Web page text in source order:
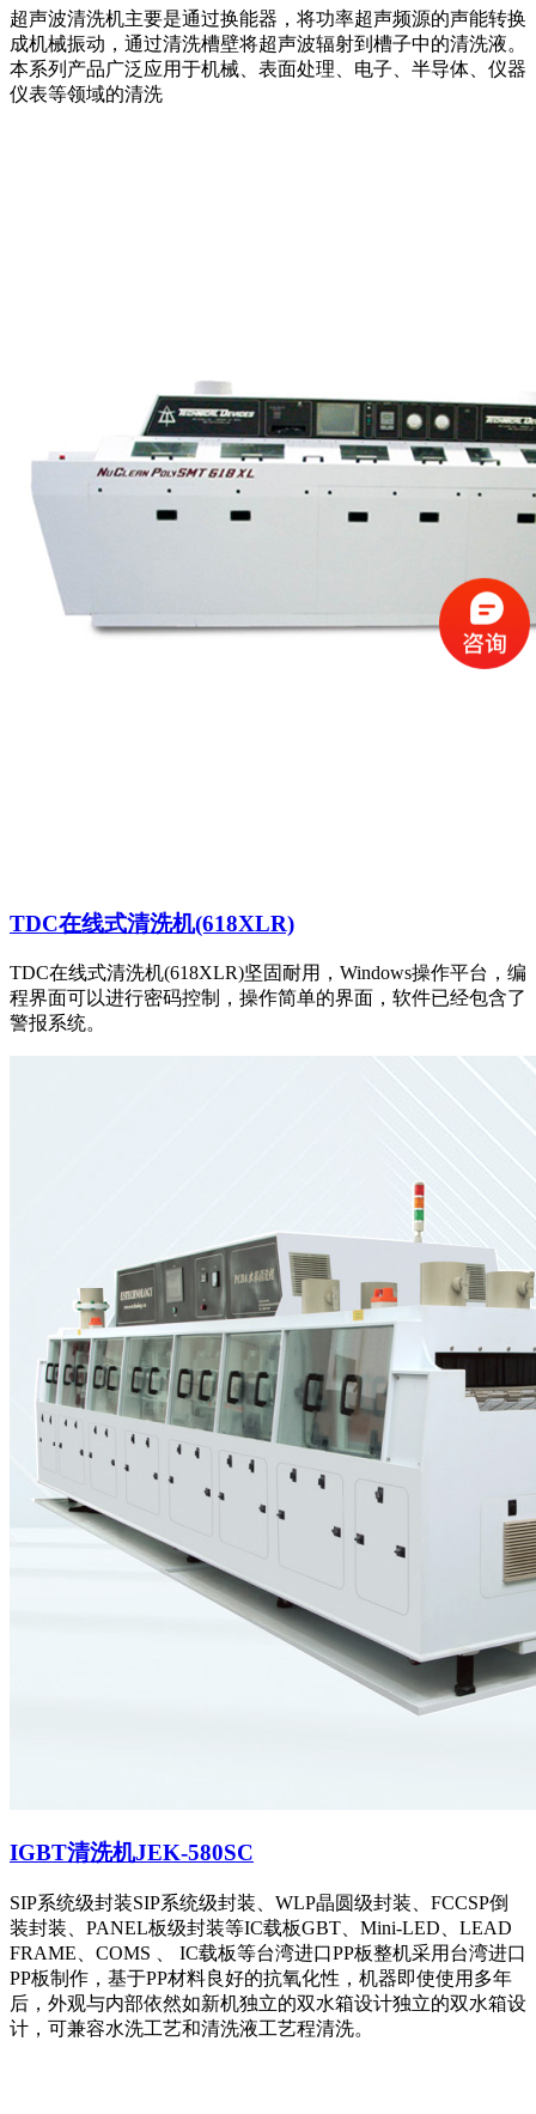
超声波清洗机主要是通过换能器，将功率超声频源的声能转换
成机械振动，通过清洗槽壁将超声波辐射到槽子中的清洗液。
本系列产品广泛应用于机械、表面处理、电子、半导体、仪器
仪表等领域的清洗
TDC在线式清洗机(618XLR)
TDC在线式清洗机(618XLR)坚固耐用，Windows操作平台，编
程界面可以进行密码控制，操作简单的界面，软件已经包含了
警报系统。
IGBT清洗机JEK-580SC
SIP系统级封装SIP系统级封装、WLP晶圆级封装、FCCSP倒
装封装、PANEL板级封装等IC载板GBT、Mini-LED、LEAD
FRAME、COMS 、 IC载板等台湾进口PP板整机采用台湾进口
PP板制作，基于PP材料良好的抗氧化性，机器即使使用多年
后，外观与内部依然如新机独立的双水箱设计独立的双水箱设
计，可兼容水洗工艺和清洗液工艺程清洗。